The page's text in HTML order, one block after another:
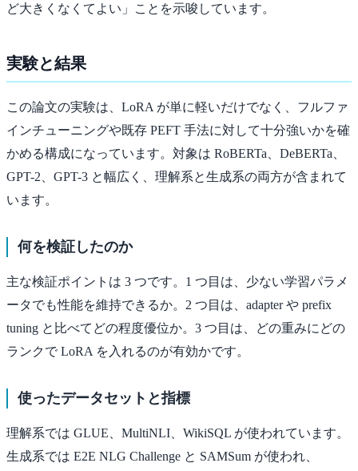
ど大きくなくてよい」ことを示唆しています。
実験と結果
この論文の実験は、LoRA が単に軽いだけでなく、フルファ
インチューニングや既存 PEFT 手法に対して十分強いかを確
かめる構成になっています。対象は RoBERTa、DeBERTa、
GPT-2、GPT-3 と幅広く、理解系と生成系の両方が含まれて
います。
何を検証したのか
主な検証ポイントは 3 つです。1 つ目は、少ない学習パラメ
ータでも性能を維持できるか。2 つ目は、adapter や prefix
tuning と比べてどの程度優位か。3 つ目は、どの重みにどの
ランクで LoRA を入れるのが有効かです。
使ったデータセットと指標
理解系では GLUE、MultiNLI、WikiSQL が使われています。
生成系では E2E NLG Challenge と SAMSum が使われ、